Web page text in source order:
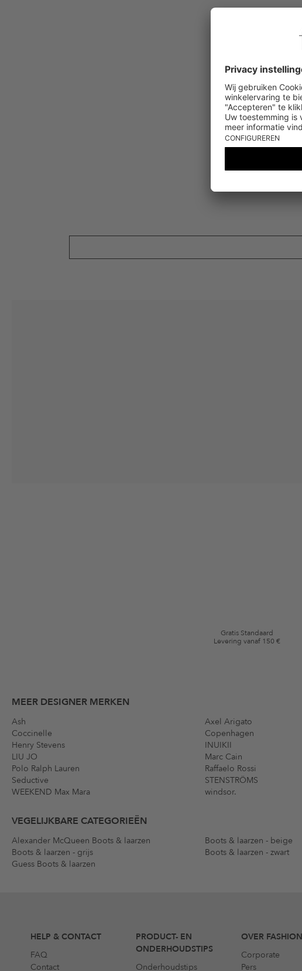
Gratis Standaard
Levering vanaf 150 €
MEER DESIGNER MERKEN
Ash Axel Arigato
Coccinelle
Copenhagen
Henry Stevens
INUIKII
LIU JO
Marc Cain
Polo Ralph Lauren
Raffaelo Rossi
Seductive
STENSTRÖMS
WEEKEND Max Mara
windsor.
VEGELIJKBARE CATEGORIEËN
Alexander McQueen Boots & laarzen Boots & laarzen - beige
Boots & laarzen - grijs
Boots & laarzen - zwart
Guess Boots & laarzen
HELP & CONTACT
FAQ
Contact
PRODUCT- EN
ONDERHOUDSTIPS
Onderhoudstips
OVER
Corporate
Pers